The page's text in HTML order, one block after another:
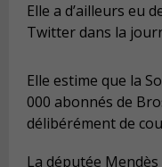
Elle a d’ailleurs eu
Twitter dans la
Elle estime que la
000 abonnés de
délibérément de
La députée